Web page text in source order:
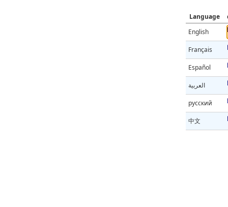
Language
English
Français
Español
العربية
русский
中文